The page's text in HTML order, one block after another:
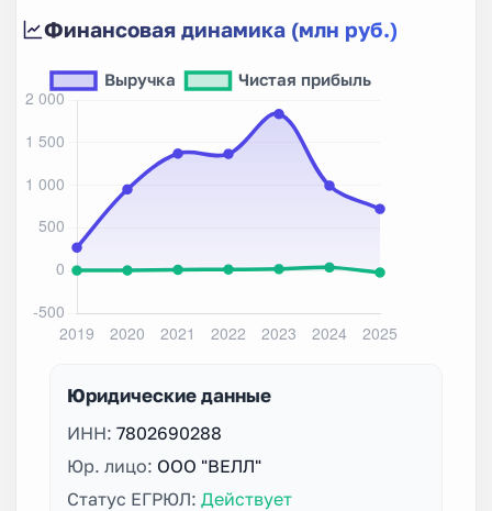
Финансовая динамика (млн руб.)
Юридические данные
ИНН: 7802690288
Юр. лицо: ООО "ВЕЛЛ"
Статус ЕГРЮЛ: Действует